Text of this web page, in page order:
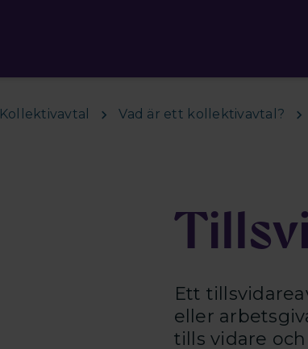
Kollektivavtal Vad är ett kollektivavtal?
Ett
eller
tills vidare